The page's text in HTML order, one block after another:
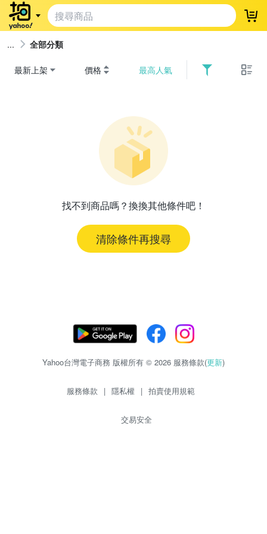
登
全部分類
最新上架 價格 最高人氣
找不到商品嗎？換換其他條件吧！
清除條件再搜尋
Yahoo台灣電子商務 版權所有 © 2026 服務條款(更新)
服務條款 | 隱私權 | 拍賣使用規範
交易安全